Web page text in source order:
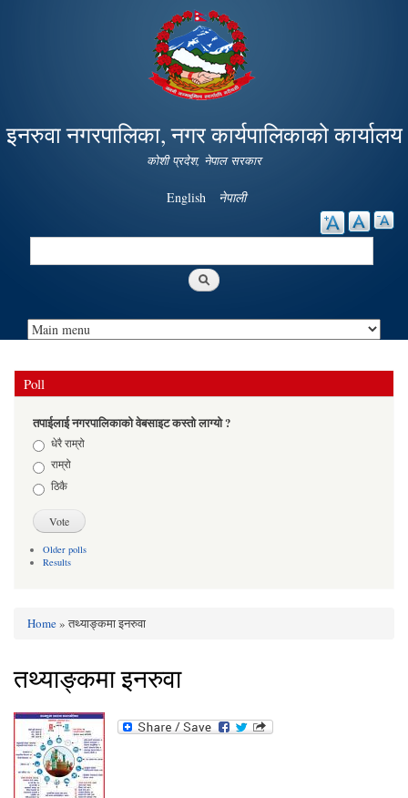
Skip to
main
content
इनरुवा नगरपालिका, नगर कार्यपालिकाको कार्यालय
कोशी प्रदेश, नेपाल सरकार
English नेपाली
Search
Poll
तपाईलाई नगरपालिकाको वेबसाइट कस्तो लाग्यो ?
Choicesधेरै राम्रो
राम्रो
ठिकै
Older polls
Results
You are here
Home» तथ्याङ्कमा इनरुवा
तथ्याङ्कमा इनरुवा